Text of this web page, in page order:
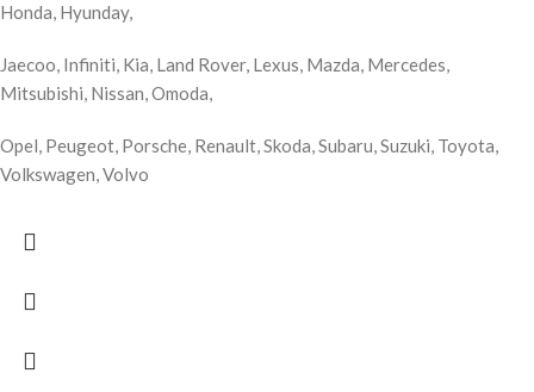
Honda, Hyunday,
Jaecoo, Infiniti, Kia, Land Rover, Lexus, Mazda, Mercedes,
Mitsubishi, Nissan, Omoda,
Opel, Peugeot, Porsche, Renault, Skoda, Subaru, Suzuki, Toyota,
Volkswagen, Volvo